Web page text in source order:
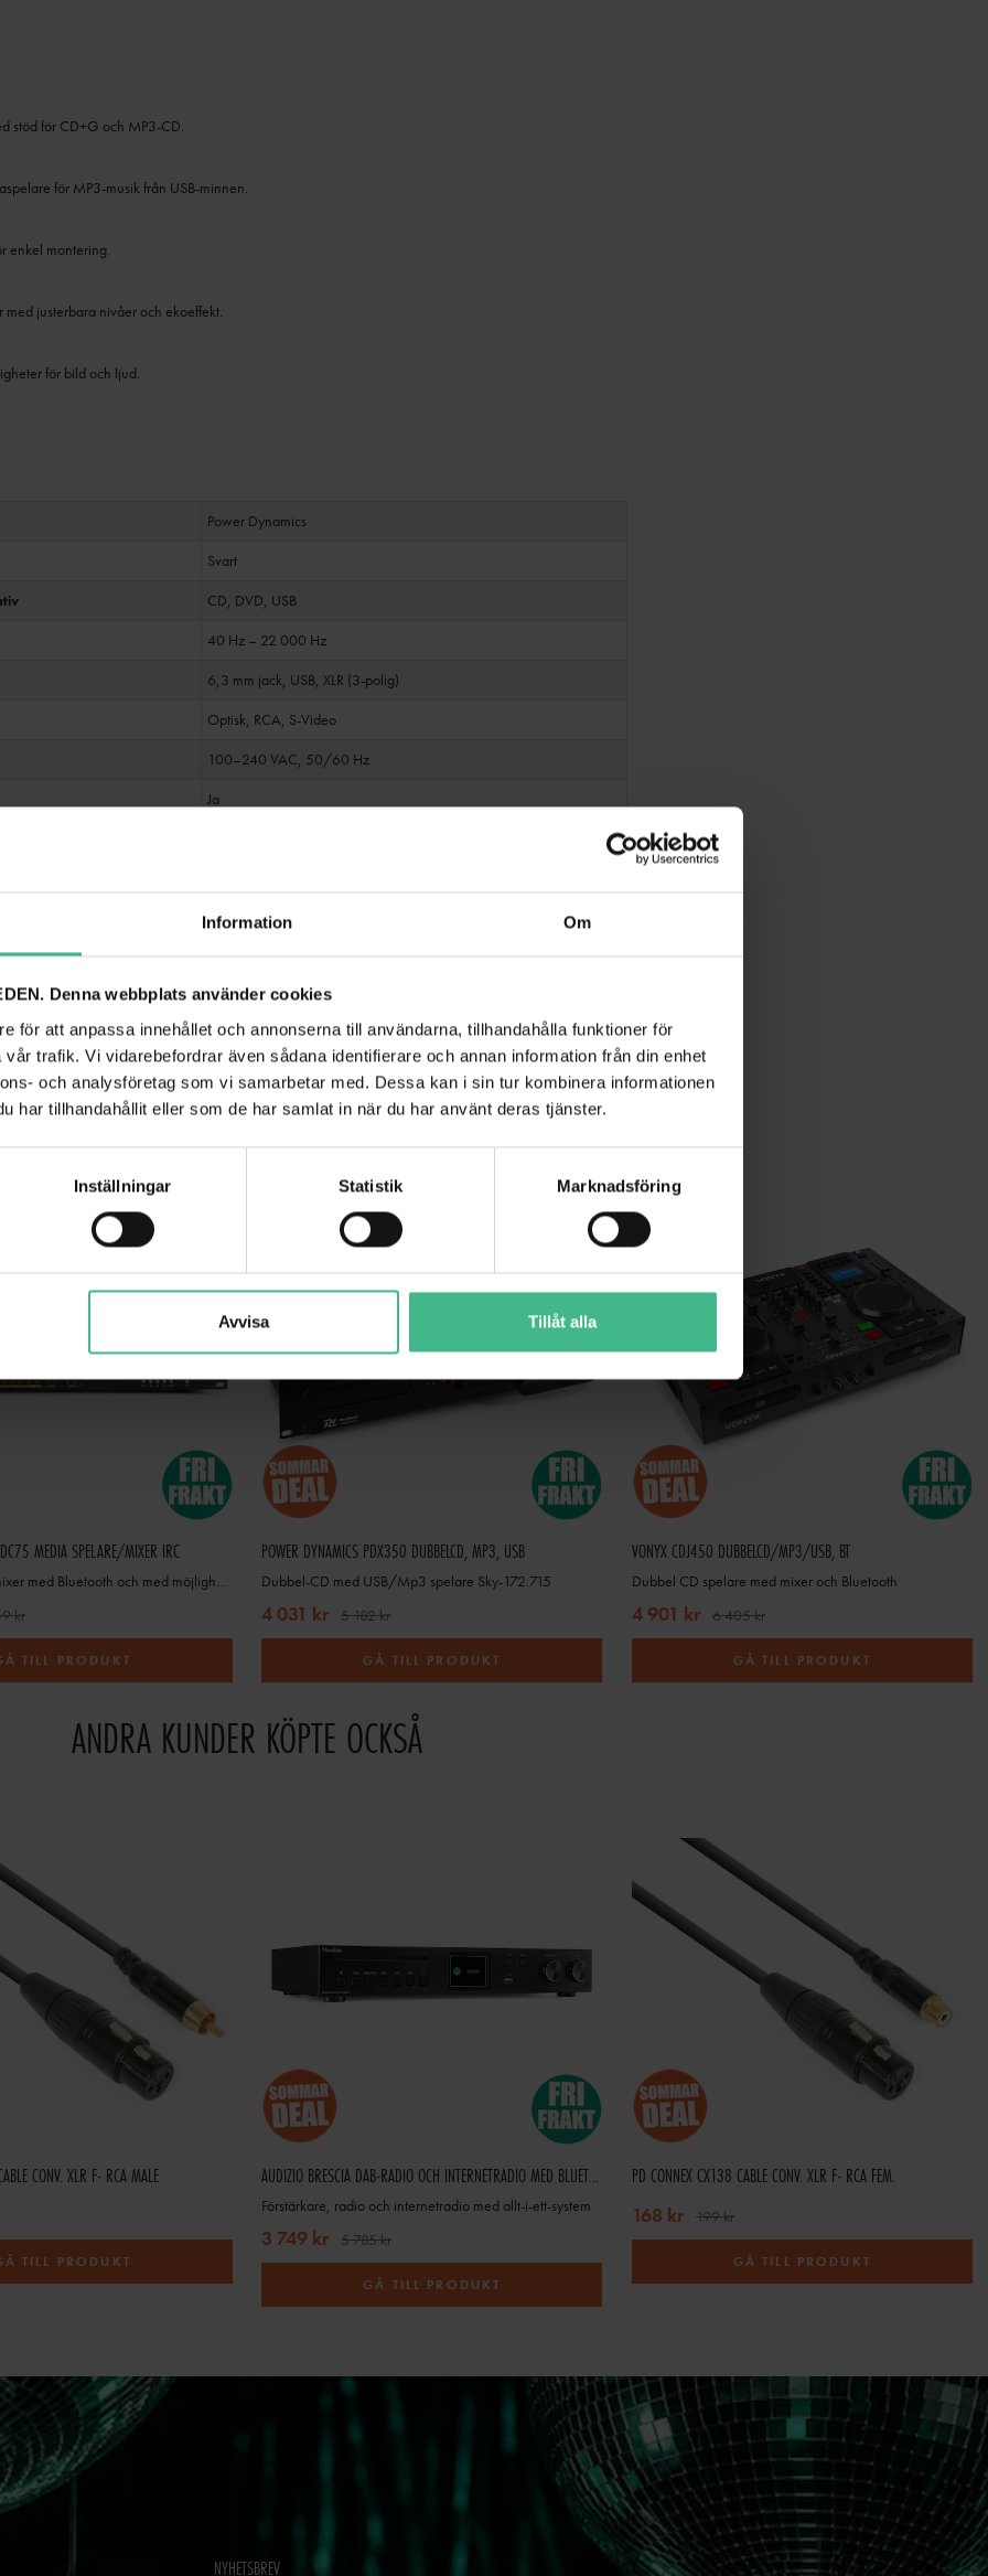
Information Om
Denna webbplats använder cookies
för att anpassa innehållet och annonserna till användarna, tillhandahålla funktioner för
trafik. Vi vidarebefordrar även sådana identifierare och annan information från din enhet
och analysföretag som vi samarbetar med. Dessa kan i sin tur kombinera informationen
har tillhandahållit eller som de har samlat in när du har använt deras tjänster.
Inställningar Statistik Marknadsföring
Avvisa Tillåt alla
stöd för CD+G och MP3-CD.
för MP3-musik från USB-minnen.
enkel montering.
med justerbara nivåer och ekoeffekt.
för bild och ljud.
Power Dynamics
Svart
CD, DVD, USB
40 Hz – 22 000 Hz
6,3 mm jack, USB, XLR (3-polig)
Optisk, RCA, S-Video
100–240 VAC, 50/60 Hz
Ja
ANDRA TITTADE PÅ
MEDIA SPELARE/MIXER IRC
Mediaspelare / mixer med Bluetooth och med möjlighet till inspelning PDC75
kr
TILL PRODUKT
POWER DYNAMICS PDX350 DUBBELCD, MP3, USB
Dubbel-CD med USB/Mp3 spelare Sky-172.715
4 031 kr 5 182 kr
GÅ TILL PRODUKT
VONYX CDJ450 DUBBELCD/MP3/USB, BT
Dubbel CD spelare med mixer och Bluetooth
4 901 kr 6 405 kr
GÅ TILL PRODUKT
ANDRA KUNDER KÖPTE OCKSÅ
CONV. XLR F- RCA MALE
TILL PRODUKT
AUDIZIO BRESCIA DAB-RADIO OCH INTERNETRADIO MED BLUETOOTH, SPOTIFY, CD, MP3 OCH 120W FÖRSTÄRKARE - SVART
Förstärkare, radio och internetradio med allt-i-ett-system
3 749 kr 5 785 kr
GÅ TILL PRODUKT
PD CONNEX CX138 CABLE CONV. XLR F- RCA FEM.
168 kr
199 kr
GÅ TILL PRODUKT
NYHETSBREV